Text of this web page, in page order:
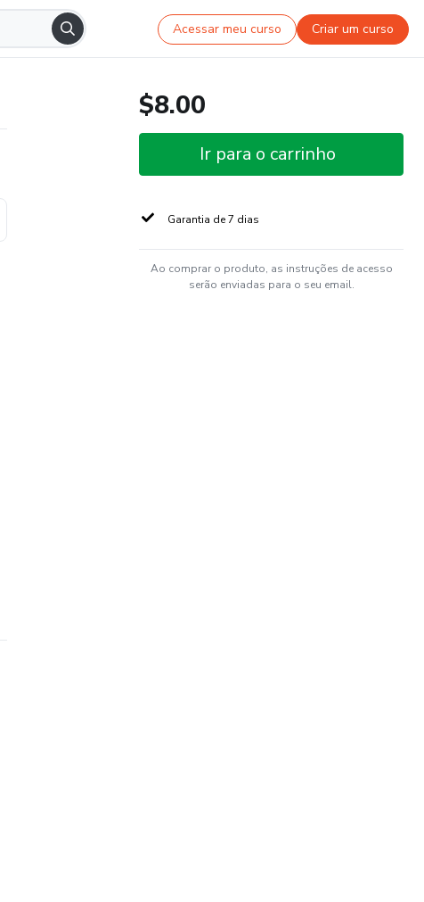
Acessar meu curso Criar um curso
$8.00
Ir para o carrinho
Garantia de 7 dias
Ao comprar o produto, as instruções de acesso
serão enviadas para o seu email.